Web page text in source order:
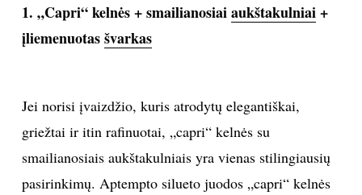
VIRTUVĖ
VAIKAI
NELAIMĖS
1. „Capri“ kelnės + smailianosiaiaukštakulniai+
įliemenuotasšvarkas
Jei norisi įvaizdžio, kuris atrodytų elegantiškai,
griežtai ir itin rafinuotai, „capri“ kelnės su
smailianosiais aukštakulniais yra vienas stilingiausių
pasirinkimų. Aptempto silueto juodos „capri“ kelnės